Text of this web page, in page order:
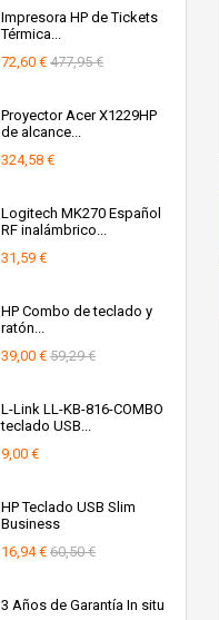
Impresora HP de Tickets
Térmica...
72,60 € 477,95 €
Proyector Acer X1229HP
de alcance...
324,58 €
Logitech MK270 Español
RF inalámbrico...
31,59 €
HP Combo de teclado y
ratón...
39,00 € 59,29 €
L-Link LL-KB-816-COMBO
teclado USB...
9,00 €
HP Teclado USB Slim
Business
16,94 € 60,50 €
3 Años de Garantía In situ